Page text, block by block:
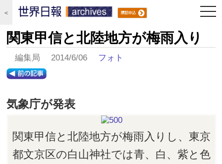
＜
関東甲信と北陸地方が梅雨入り
編集局 2014/6/06 フォト
気象庁が発表
関東甲信と北陸地方が梅雨入りし、東京
都文京区の白山神社では青、白、紫と色